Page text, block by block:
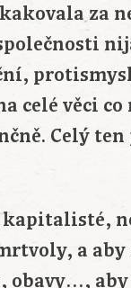
za
celé věci
Celý
a aby